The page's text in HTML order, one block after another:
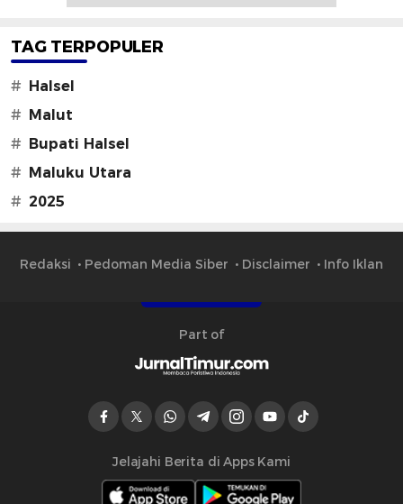
TAG TERPOPULER
#
Halsel
#
Malut
#
Bupati Halsel
#
Maluku Utara
# 2025
Redaksi Pedoman Media Siber Disclaimer Info Iklan
Part of
Jelajahi Berita di Apps Kami